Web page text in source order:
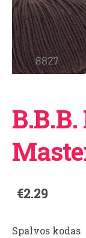
€2.29
Spalvos kodas